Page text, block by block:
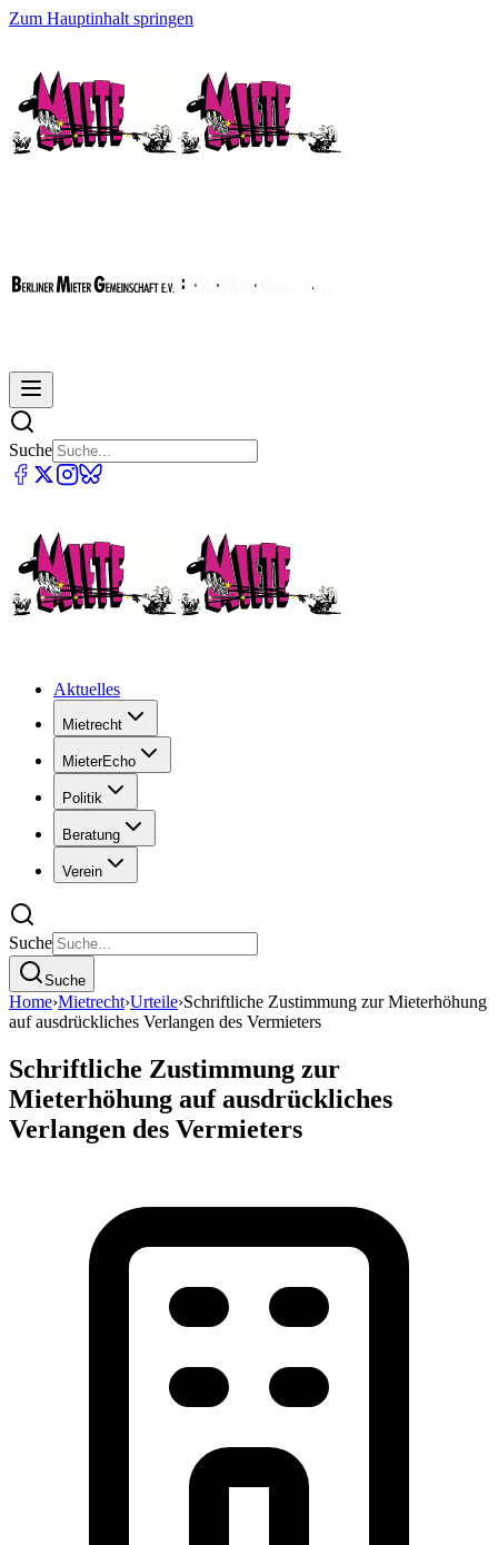
Zum Hauptinhalt springen
Suche
Aktuelles
Mietrecht
MieterEcho
Politik
Beratung
Verein
Suche
Suche
Home›Mietrecht›Urteile›Schriftliche Zustimmung zur Mieterhöhung
auf ausdrückliches Verlangen des Vermieters
Schriftliche Zustimmung zur
Mieterhöhung auf ausdrückliches
Verlangen des Vermieters